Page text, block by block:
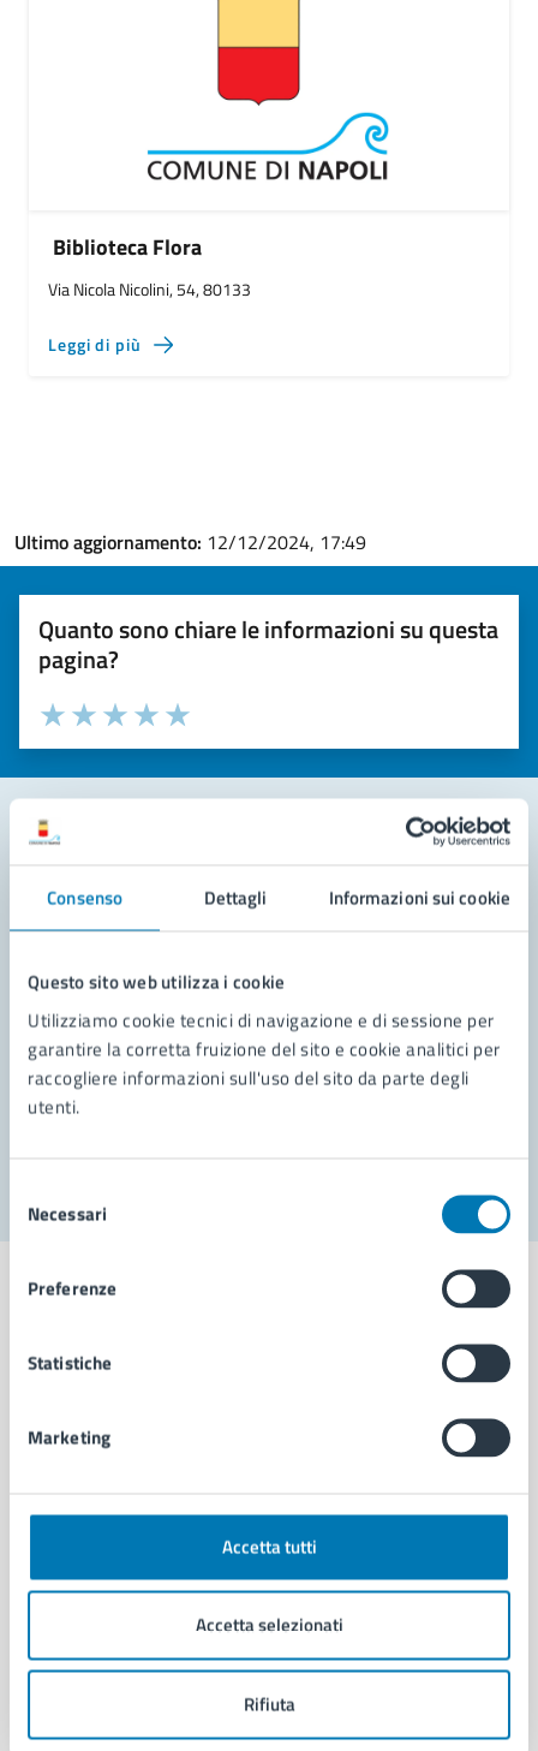
Consenso Dettagli Informazioni sui cookie
Questo sito web utilizza i cookie
Utilizziamo cookie tecnici di navigazione e di sessione per
garantire la corretta fruizione del sito e cookie analitici per
raccogliere informazioni sull'uso del sito da parte degli
utenti.
delNecessari
Preferenze
Statistiche
Marketing
Accetta tutti
Accetta selezionati
Rifiuta
Biblioteca Flora
Via Nicola Nicolini, 54, 80133
Leggi di più
Ultimo aggiornamento: 12/12/2024, 17:49
Quanto sono chiare le informazioni su questa
pagina?
Valuta la chiarezza delle informazioni (da 1 a 5 stelle)
Seleziona il numero di stelle per valutare la chiarezza delle
Valuta 5 stelle su 5
Valuta 4 stelle su 5
Valuta 3 stelle su 5
Valuta 2 stelle su 5
Valuta 1 stelle su 5
Leggi le domande frequenti
Richiedi assistenza
Prenota appuntamento
Problemi in città
Comune di Napoli
AMMINISTRAZIONE
Organi di governo
Enti e fondazioni
Personale amministrativo
Intranet, posta aziendale e protocollo